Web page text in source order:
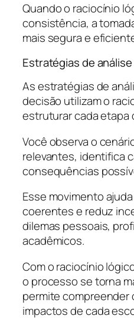
Quando o raciocínio
consistência, a
mais segura e
Estratégias de
As estratégias de
decisão utilizam o
estruturar cada etapa
Você observa o
relevantes, identifica
consequências
Esse movimento
coerentes e reduz
dilemas pessoais,
acadêmicos.
Com o raciocínio
o processo se torna
permite compreender
impactos de cada